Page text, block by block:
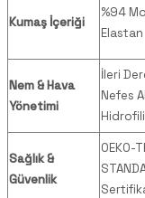
Kumaş İçeriği
%94
Elastan
Nem & Hava
Yönetimi
İleri
Nefes
Sağlık &
Güvenlik
OEKO-